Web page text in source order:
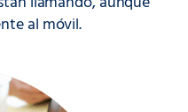
al móvil.